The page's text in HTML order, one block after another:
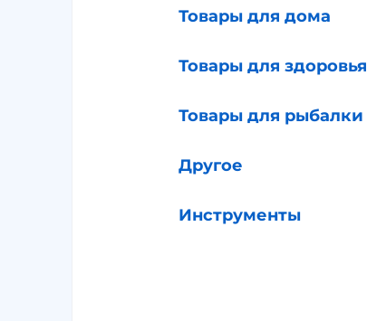
Товары для дома
Товары для здоровья
Товары для рыбалки
Другое
Инструменты